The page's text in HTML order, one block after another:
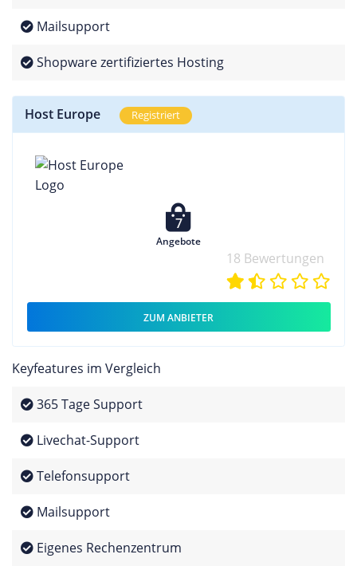
Mailsupport
Shopware zertifiziertes Hosting
Host Europe Registriert
7
Angebote
18 Bewertungen
ZUM ANBIETER
Keyfeatures im Vergleich
365 Tage Support
Livechat-Support
Telefonsupport
Mailsupport
Eigenes Rechenzentrum